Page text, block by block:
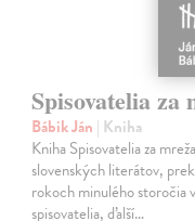
Spisovatelia za
Bábik Ján | Kniha
Kniha Spisovatelia za
slovenských literátov,
rokoch minulého storočia
spisovatelia, ďalší…